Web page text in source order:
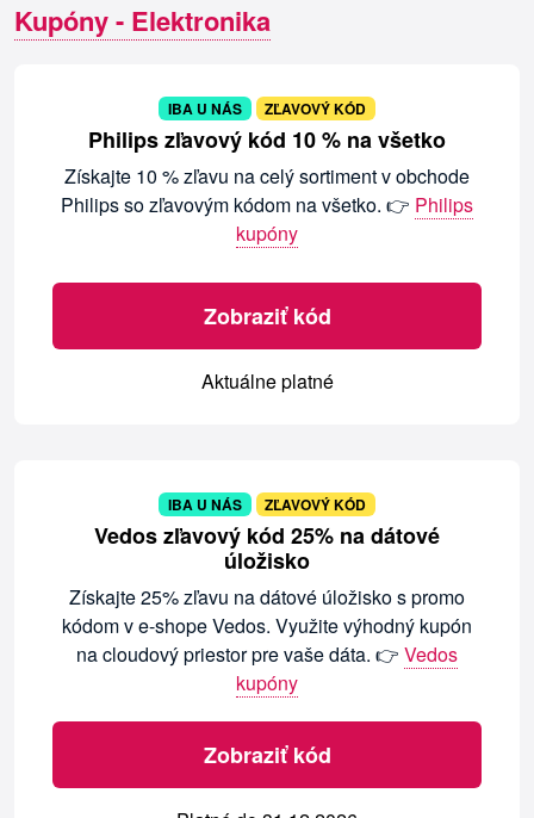
Kupóny - Elektronika
IBA U NÁS ZĽAVOVÝ KÓD
Philips zľavový kód 10 % na všetko
Získajte 10 % zľavu na celý sortiment v obchode
Philips so zľavovým kódom na všetko. 👉 Philips
kupóny
Zobraziť kód
Aktuálne platné
IBA U NÁS ZĽAVOVÝ KÓD
Vedos zľavový kód 25% na dátové
úložisko
Získajte 25% zľavu na dátové úložisko s promo
kódom v e-shope Vedos. Využite výhodný kupón
na cloudový priestor pre vaše dáta. 👉 Vedos
kupóny
Zobraziť kód